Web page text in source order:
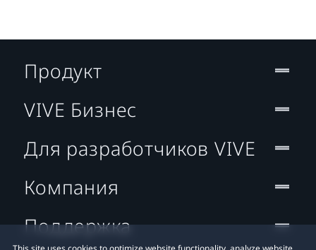
Продукт
VIVE Бизнес
Для разработчиков VIVE
Компания
Поддержка